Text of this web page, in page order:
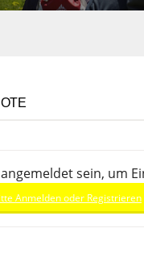
sein, um
Anmelden oder Registrieren